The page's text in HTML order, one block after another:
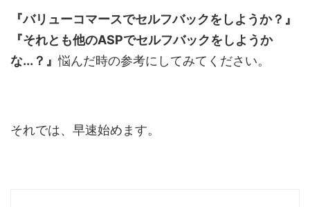
『バリューコマースでセルフバックをしようか？』
『それとも他のASPでセルフバックをしようか
な...？』悩んだ時の参考にしてみてください。
それでは、早速始めます。